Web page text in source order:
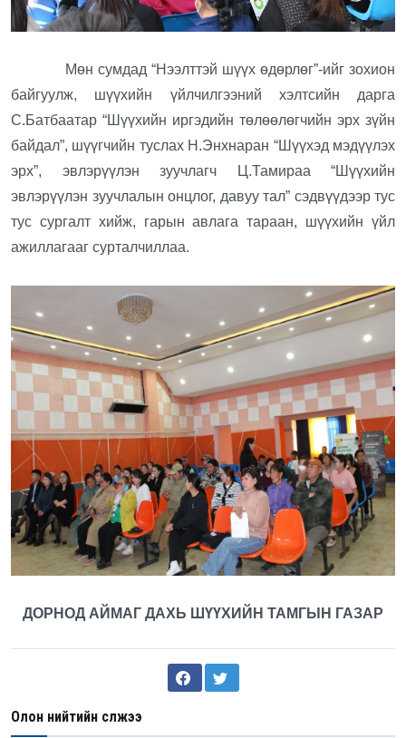
Мөн сумдад “Нээлттэй шүүх өдөрлөг”-ийг зохион
байгуулж, шүүхийн үйлчилгээний хэлтсийн дарга
С.Батбаатар “Шүүхийн иргэдийн төлөөлөгчийн эрх зүйн
байдал”, шүүгчийн туслах Н.Энхнаран “Шүүхэд мэдүүлэх
эрх”, эвлэрүүлэн зуучлагч Ц.Тамираа “Шүүхийн
эвлэрүүлэн зуучлалын онцлог, давуу тал” сэдвүүдээр тус
тус сургалт хийж, гарын авлага тараан, шүүхийн үйл
ажиллагааг сурталчиллаа.
ДОРНОД АЙМАГ ДАХЬ ШҮҮХИЙН ТАМГЫ Н ГАЗАР
Олон нийтийн сүлжээ